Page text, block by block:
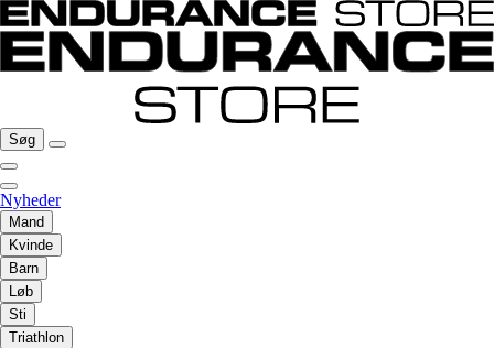
Søg
Nyheder
Mand
Kvinde
Barn
Løb
Sti
Triathlon